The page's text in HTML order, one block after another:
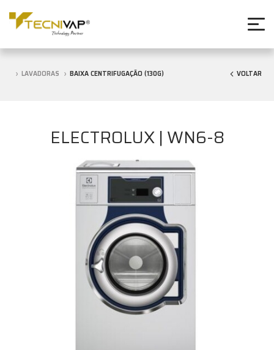
LAVADORAS BAIXA CENTRIFUGAÇÃO (130G) VOLTAR
ELECTROLUX | WN6-8